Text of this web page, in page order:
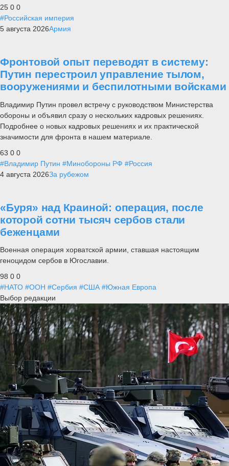
25 0 0
#Российская империя
5 августа 2026Армия
Фронтовой опыт переводят в систему:
Путин перестроил управление тылом,
вооружениями и беспилотными войсками
Владимир Путин провел встречу с руководством Министерства
обороны и объявил сразу о нескольких кадровых решениях.
Подробнее о новых кадровых решениях и их практической
значимости для фронта в нашем материале.
63 0 0
#Владимир Путин #Минобороны РФ #Россия
4 августа 2026За рубежом
«Буря» над Краиной: операция, после
которой сотни тысяч сербов стали
беженцами
Военная операция хорватской армии, ставшая настоящим
геноцидом сербов в Югославии.
98 0 0
#НАТО #ООН #Сербия #США #Южная Европа
Выбор редакции